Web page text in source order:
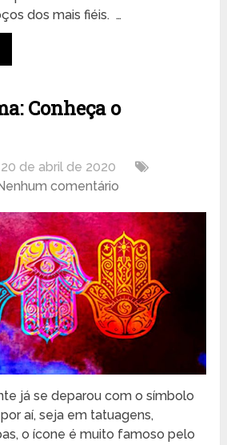
dos mais fiéis. …
Conheça o
20 de abril de 2020
comentário
já se deparou com o símbolo
aí, seja em tatuagens,
o ícone é muito famoso pelo